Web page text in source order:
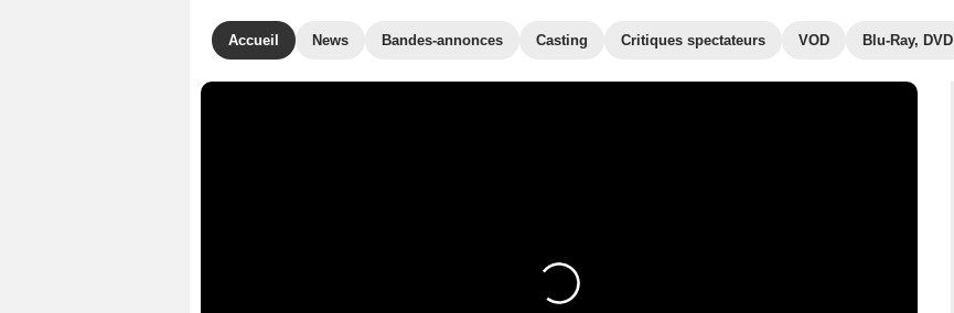
Accueil News Bandes-annonces Casting Critiques spectateurs VOD Blu-Ray, DVD